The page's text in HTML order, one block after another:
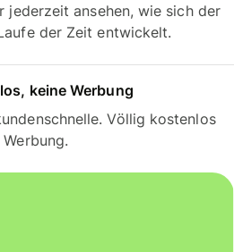
jederzeit ansehen, wie sich der
der Zeit entwickelt.
keine Werbung
Völlig kostenlos